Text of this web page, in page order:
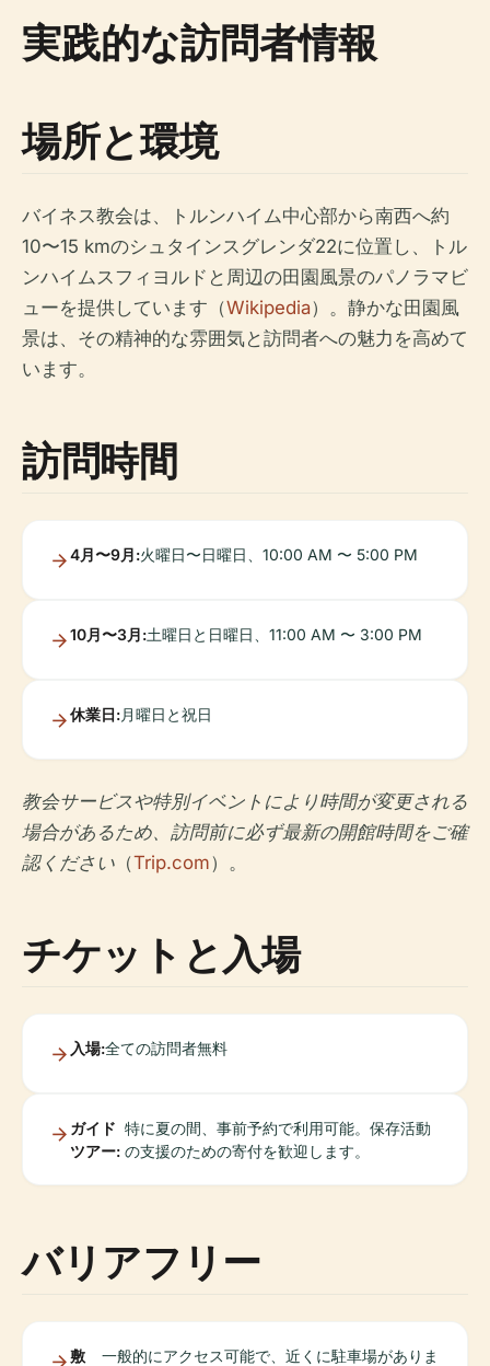
実践的な訪問者情報
場所と環境
バイネス教会は、トルンハイム中心部から南西へ約
10〜15 kmのシュタインスグレンダ22に位置し、トル
ンハイムスフィヨルドと周辺の田園風景のパノラマビ
ューを提供しています（Wikipedia）。静かな田園風
景は、その精神的な雰囲気と訪問者への魅力を高めて
います。
訪問時間
4月〜9月:火曜日〜日曜日、10:00 AM 〜 5:00 PM
10月〜3月:土曜日と日曜日、11:00 AM 〜 3:00 PM
休業日:月曜日と祝日
教会サービスや特別イベントにより時間が変更される
場合があるため、訪問前に必ず最新の開館時間をご確
認ください （Trip.com）。
チケットと入場
入場:全ての訪問者無料
ガイド
ツアー:
特に夏の間、事前予約で利用可能。保存活動
の支援のための寄付を歓迎します。
バリアフリー
敷
一般的にアクセス可能で、近くに駐車場がありま